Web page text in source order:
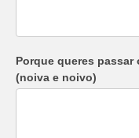
Porque queres passar
(noiva e noivo)